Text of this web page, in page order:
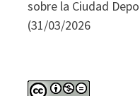
sobre la Ciudad
(31/03/2026